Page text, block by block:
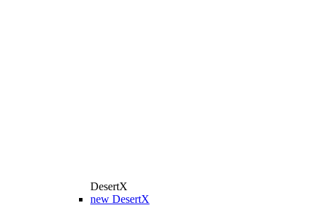
DesertX
new DesertX